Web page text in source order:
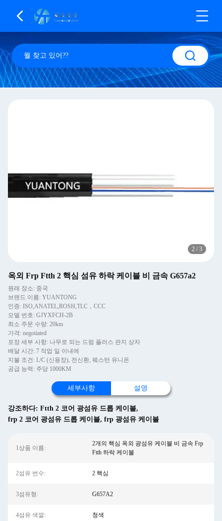
2 / 3
옥외 Frp Ftth 2 핵심 섬유 하락 케이블 비 금속 G657a2
원래 장소: 중국
브랜드 이름: YUANTONG
인증: ISO,ANATEL,ROSH,TLC，CCC
모델 번호: GJYXFCH-2B
최소 주문 수량: 20km
가격: negotiated
포장 세부 사항: 나무로 되는 드럼 플러스 판지 상자
배달 시간: 7 작업 일 이내에
지불 조건: L/C (신용장), 전신환, 웨스턴 유니온
공급 능력: 주당 1000KM
세부사항 설명
강조하다: Ftth 2 코어 광섬유 드롭 케이블,
frp 2 코어 광섬유 드롭 케이블, frp 광섬유 케이블
1상품 이름:
2개의 핵심 옥외 광섬유 케이블 비 금속 Frp
Ftth 하락 케이블
2섬유 번수: 2 핵심
3섬유형: G657A2
4섬유 색깔: 청색